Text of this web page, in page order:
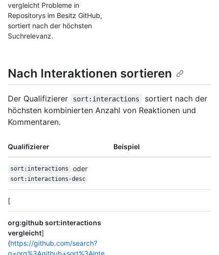
vergleicht Probleme in
Repositorys im Besitz GitHub,
sortiert nach der höchsten
Suchrelevanz.
Nach Interaktionen sortieren
Der Qualifizierer sort:interactions
sortiert nach der
höchsten kombinierten Anzahl von Reaktionen und
Kommentaren.
Qualifizierer Beispiel
sort:interactions oder
sort:interactions-desc
[
org:github sort:interactions
vergleicht]
(https://github.com/search?
q=org%3Agithub+sort%3Ainte